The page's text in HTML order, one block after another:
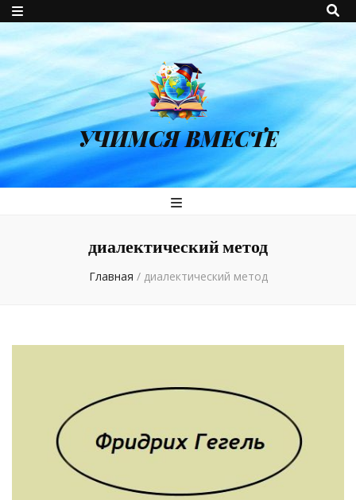
УЧИМСЯ ВМЕСТЕ
диалектический метод
Главная / диалектический метод